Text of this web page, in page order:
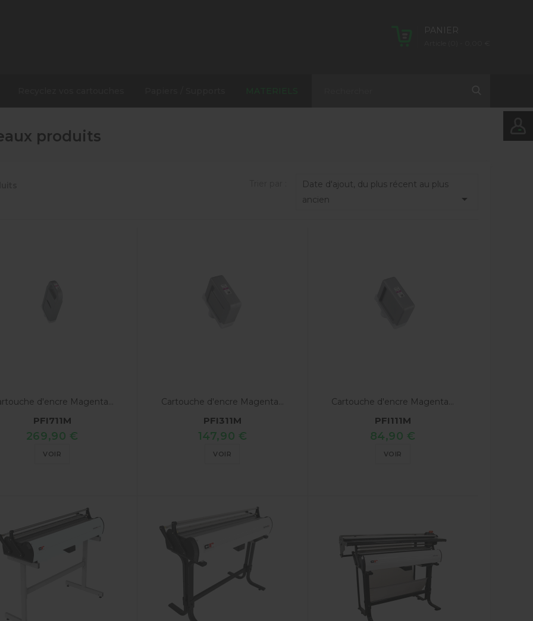
PANIER
produits
Date d'ajout, du plus récent au plus
ancien

d'encre Magenta...
PFI711M
269,90 €
VOIR
Cartouche d'encre Magenta...
PFI311M
147,90 €
VOIR
Cartouche d'encre Magenta...
PFI111M
84,90 €
VOIR